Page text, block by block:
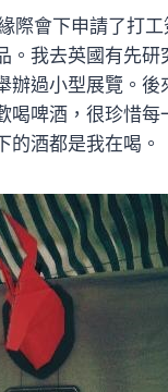
際會下申請了打
。我去英國有先研
辦過小型展覽。後
喝啤酒，很珍惜每
的酒都是我在喝。